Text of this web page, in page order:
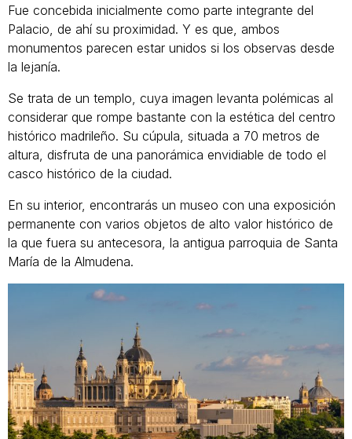
Fue concebida inicialmente como parte integrante del
Palacio, de ahí su proximidad. Y es que, ambos
monumentos parecen estar unidos si los observas desde
la lejanía.
Se trata de un templo, cuya imagen levanta polémicas al
considerar que rompe bastante con la estética del centro
histórico madrileño. Su cúpula, situada a 70 metros de
altura, disfruta de una panorámica envidiable de todo el
casco histórico de la ciudad.
En su interior, encontrarás un museo con una exposición
permanente con varios objetos de alto valor histórico de
la que fuera su antecesora, la antigua parroquia de Santa
María de la Almudena.